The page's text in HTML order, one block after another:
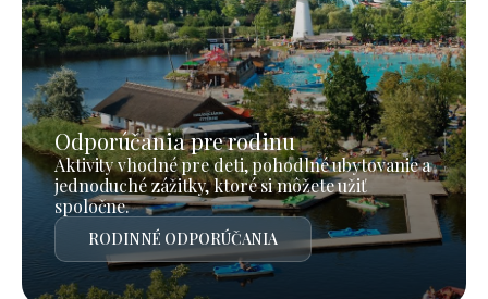
Odporúčania pre rodinu
Aktivity vhodné pre deti, pohodlné ubytovanie a
jednoduché zážitky, ktoré si môžete užiť
spoločne.
RODINNÉ ODPORÚČANIA